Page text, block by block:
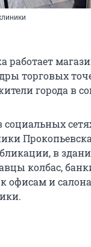
работает
торговых
города в
в
колбас,
к офисам и